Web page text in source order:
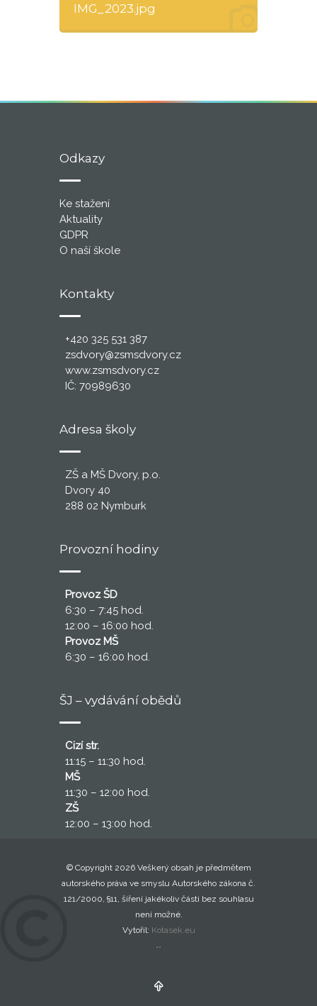
IMG_2023.jpg
Odkazy
Ke stažení
Aktuality
GDPR
O naší škole
Kontakty
+420 325 531 387
zsdvory@zsmsdvory.cz
www.zsmsdvory.cz
IČ: 70989630
Adresa školy
ZŠ a MŠ Dvory, p.o.
Dvory 40
288 02 Nymburk
Provozní hodiny
Provoz ŠD
6:30 – 7:45 hod.
12:00 – 16:00 hod.
Provoz MŠ
6:30 – 16:00 hod.
ŠJ – vydávání obědů
Cizí str.
11:15 – 11:30 hod.
MŠ
11:30 – 12:00 hod.
ZŠ
12:00 – 13:00 hod.
© Copyright 2026 Veškerý obsah je předmětem
autorského práva ve smyslu Autorského zákona č.
121/2000, §11, šíření jakékoliv části bez souhlasu
není možné.
Vytořil: Kotasek.eu
..